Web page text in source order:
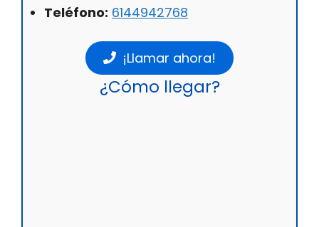
Teléfono: 6144942768
¡Llamar ahora!
¿Cómo llegar?